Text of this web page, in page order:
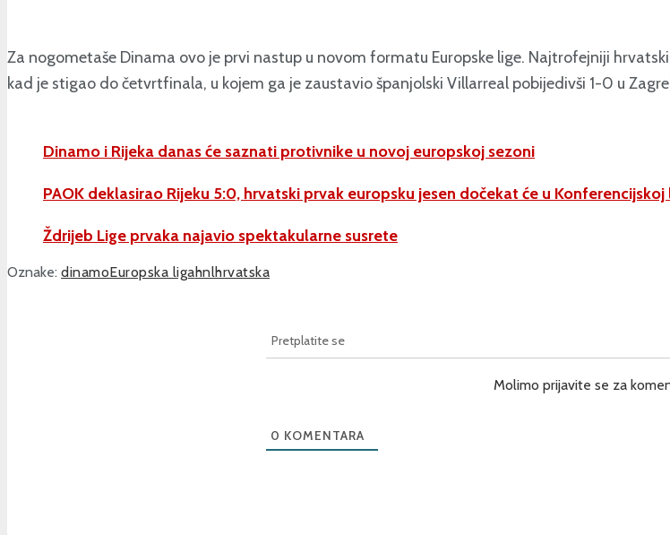
Za nogometaše Dinama ovo je prvi nastup u novom formatu Europske lige. Najtrofejniji
kad je stigao do četvrtfinala, u kojem ga je zaustavio španjolski Villarreal pobijedivši 1-0 u
Dinamo i Rijeka danas će saznati protivnike u novoj europskoj sezoni
PAOK deklasirao Rijeku 5:0, hrvatski prvak europsku jesen dočekat će u Konferencijskoj
Ždrijeb Lige prvaka najavio spektakularne susrete
Oznake: dinamoEuropska ligahnlhrvatska
Pretplatite se
Molimo prijavite se za
0 KOMENTARA